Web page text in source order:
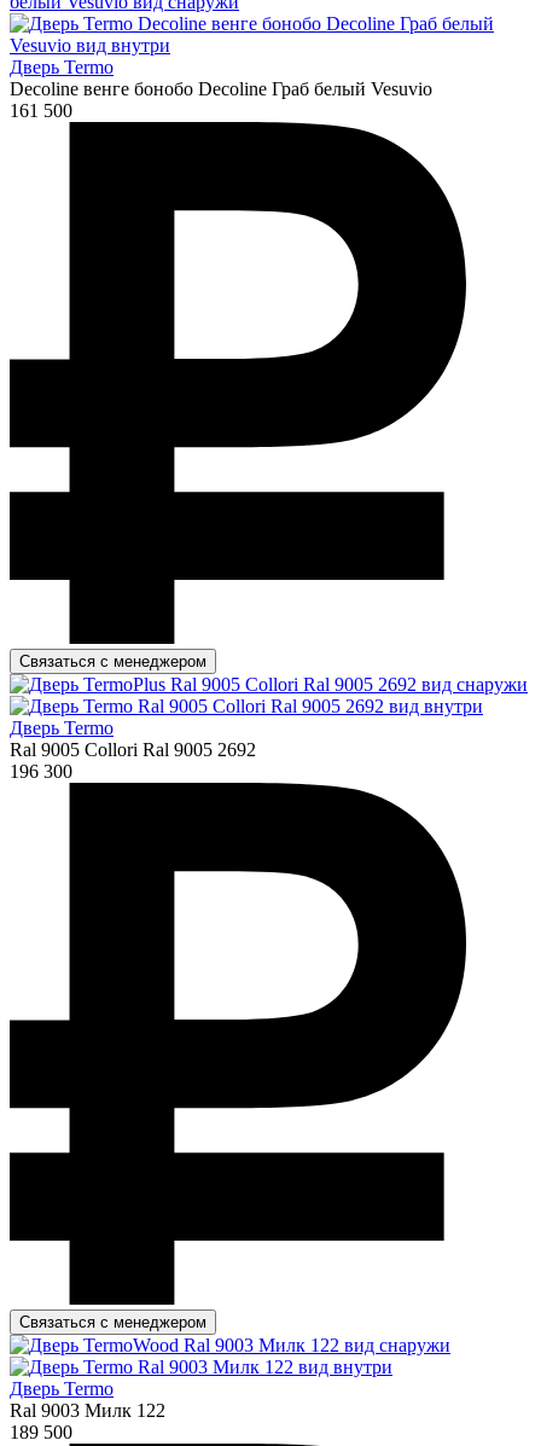
Дверь Termo
Decoline венге бонобо Decoline Граб белый Vesuvio
161 500
Связаться с менеджером
Дверь Termo
Ral 9005 Collori Ral 9005 2692
196 300
Связаться с менеджером
Дверь Termo
Ral 9003 Милк 122
189 500